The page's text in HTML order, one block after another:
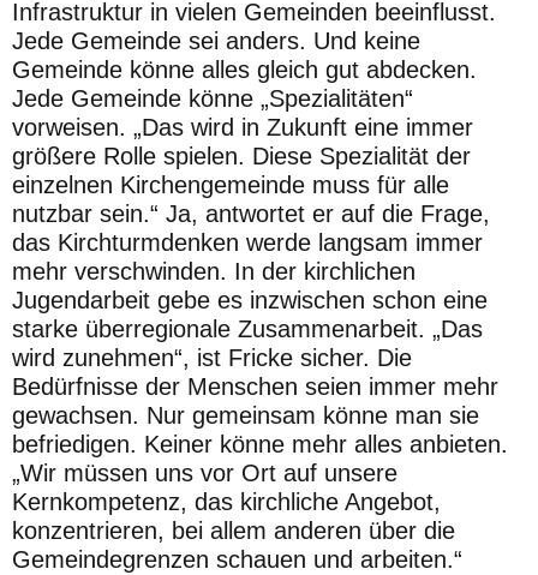
Infrastruktur in vielen Gemeinden beeinflusst.
Jede Gemeinde sei anders. Und keine
Gemeinde könne alles gleich gut abdecken.
Jede Gemeinde könne „Spezialitäten“
vorweisen. „Das wird in Zukunft eine immer
größere Rolle spielen. Diese Spezialität der
einzelnen Kirchengemeinde muss für alle
nutzbar sein.“ Ja, antwortet er auf die Frage,
das Kirchturmdenken werde langsam immer
mehr verschwinden. In der kirchlichen
Jugendarbeit gebe es inzwischen schon eine
starke überregionale Zusammenarbeit. „Das
wird zunehmen“, ist Fricke sicher. Die
Bedürfnisse der Menschen seien immer mehr
gewachsen. Nur gemeinsam könne man sie
befriedigen. Keiner könne mehr alles anbieten.
„Wir müssen uns vor Ort auf unsere
Kernkompetenz, das kirchliche Angebot,
konzentrieren, bei allem anderen über die
Gemeindegrenzen schauen und arbeiten.“